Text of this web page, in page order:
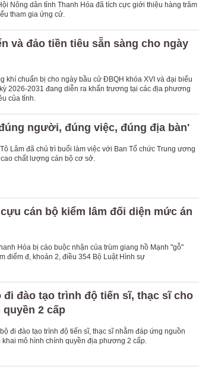
Nông dân tỉnh Thanh Hóa đã tích cực giới thiệu hàng trăm
tham gia ứng cử.
và đảo tiền tiêu sẵn sàng cho ngày
khí chuẩn bị cho ngày bầu cử ĐBQH khóa XVI và đại biểu
2026-2031 đang diễn ra khẩn trương tại các địa phương
của tỉnh.
người, đúng việc, đúng địa bàn'
Lâm đã chủ trì buổi làm việc với Ban Tổ chức Trung ương
chất lượng cán bộ cơ sở.
cán bộ kiểm lâm đối diện mức án
Hóa bị cáo buộc nhận của trùm giang hồ Mạnh "gỗ"
điểm đ, khoản 2, điều 354 Bộ Luật Hình sự
đi đào tạo trình độ tiến sĩ, thạc sĩ cho
2 cấp
đi đào tạo trình độ tiến sĩ, thạc sĩ nhằm đáp ứng nguồn
mô hình chính quyền địa phương 2 cấp.